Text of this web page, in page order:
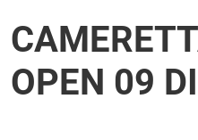
OPEN 09